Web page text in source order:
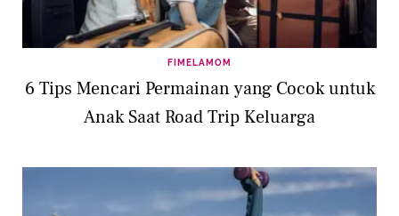
FIMELAMOM
6 Tips Mencari Permainan yang Cocok untuk
Anak Saat Road Trip Keluarga